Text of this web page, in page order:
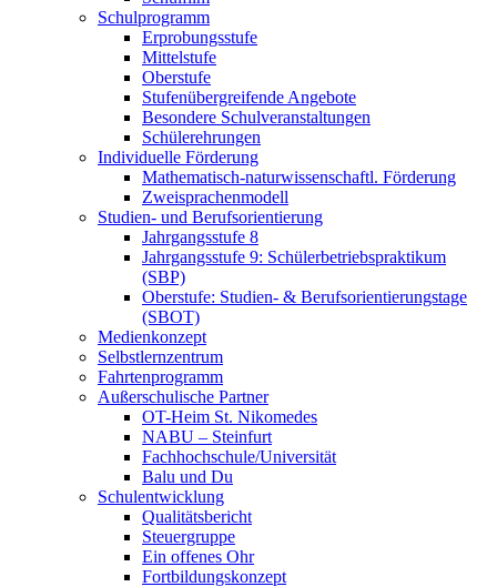
Schulprogramm
Erprobungsstufe
Mittelstufe
Oberstufe
Stufenübergreifende Angebote
Besondere Schulveranstaltungen
Schülerehrungen
Individuelle Förderung
Mathematisch-naturwissenschaftl. Förderung
Zweisprachenmodell
Studien- und Berufsorientierung
Jahrgangsstufe 8
Jahrgangsstufe 9: Schülerbetriebspraktikum
(SBP)
Oberstufe: Studien- & Berufsorientierungstage
(SBOT)
Medienkonzept
Selbstlernzentrum
Fahrtenprogramm
Außerschulische Partner
OT-Heim St. Nikomedes
NABU – Steinfurt
Fachhochschule/Universität
Balu und Du
Schulentwicklung
Qualitätsbericht
Steuergruppe
Ein offenes Ohr
Fortbildungskonzept